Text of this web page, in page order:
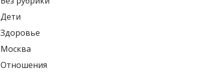
Дети
Здоровье
Москва
Отношения